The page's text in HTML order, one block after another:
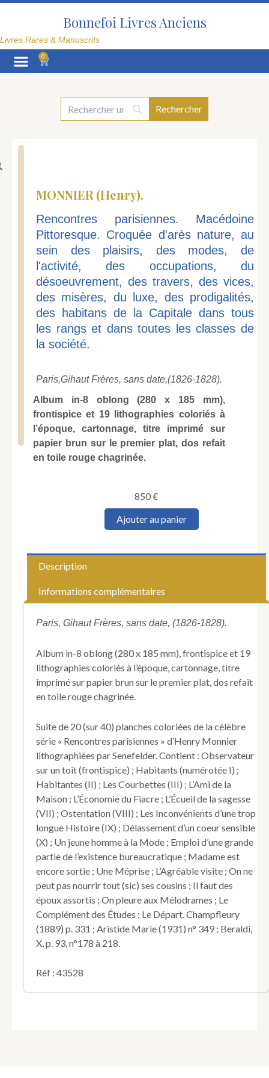
Aller
Bonnefoi Livres Anciens
Livres Rares & Manuscrits
0
Panier
MONNIER (Henry).
Rencontres parisiennes. Macédoine
Pittoresque. Croquée d'arès nature, au
sein des plaisirs, des modes, de
l'activité, des occupations, du
désoeuvrement, des travers, des vices,
des misères, du luxe, des prodigalités,
des habitans de la Capitale dans tous
les rangs et dans toutes les classes de
la société.
Paris,Gihaut Frères, sans date,(1826-1828).
Album in-8 oblong (280 x 185 mm),
frontispice et 19 lithographies coloriés à
l’époque, cartonnage, titre imprimé sur
papier brun sur le premier plat, dos refait
en toile rouge chagrinée.
850€
quantité
Macédoine
Pittoresque.
d'arès
sein
des
plaisirs,
des
l'activité,
des
occupations,
du
désoeuvrement,
des
travers,
des
vices,
des
du
luxe,
des
prodigalités,
des
de
la
les
Ajouter au panier
Description
Informations complémentaires
Paris, Gihaut Frères, sans date, (1826-1828).
Album in-8 oblong (280 x 185 mm), frontispice et 19
lithographies coloriés à l’époque, cartonnage, titre
imprimé sur papier brun sur le premier plat, dos refait
en toile rouge chagrinée.
Suite de 20 (sur 40) planches coloriées de la célèbre
série « Rencontres parisiennes » d’Henry Monnier
lithographiées par Senefelder. Contient : Observateur
sur un toit (frontispice) ; Habitants (numérotée I) ;
Habitantes (II) ; Les Courbettes (III) ; L’Ami de la
Maison ; L’Économie du Fiacre ; L’Écueil de la sagesse
(VII) ; Ostentation (VIII) ; Les Inconvénients d’une trop
longue Histoire (IX) ; Délassement d’un coeur sensible
(X) ; Un jeune homme à la Mode ; Emploi d’une grande
partie de l’existence bureaucratique ; Madame est
encore sortie ; Une Méprise ; L’Agréable visite ; On ne
peut pas nourrir tout (sic) ses cousins ; Il faut des
époux assortis ; On pleure aux Mélodrames ; Le
Complément des Études ; Le Départ. Champfleury
(1889) p. 331 ; Aristide Marie (1931) n° 349 ; Beraldi,
X, p. 93, n°178 à 218.
Réf : 43528